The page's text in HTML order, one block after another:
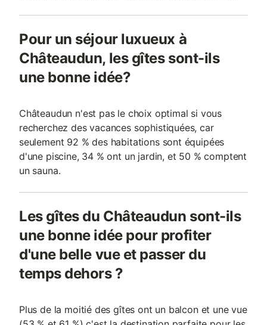
Pour un séjour luxueux à
Châteaudun, les gîtes sont-ils
une bonne idée?
Châteaudun n'est pas le choix optimal si vous
recherchez des vacances sophistiquées, car
seulement 92 % des habitations sont équipées
d'une piscine, 34 % ont un jardin, et 50 % comptent
un sauna.
Les gîtes du Châteaudun sont-ils
une bonne idée pour profiter
d'une belle vue et passer du
temps dehors ?
Plus de la moitié des gîtes ont un balcon et une vue